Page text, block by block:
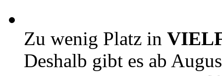
Zu wenig Platz in
Deshalb gibt es ab